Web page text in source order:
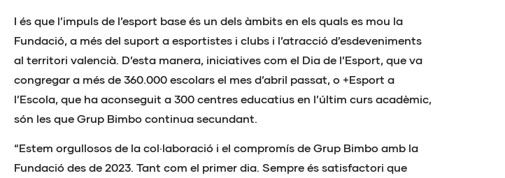
I és que l’impuls de l’esport base és un dels àmbits en els quals es mou la
Fundació, a més del suport a esportistes i clubs i l’atracció d’esdeveniments
al territori valencià. D’esta manera, iniciatives com el Dia de l’Esport, que va
congregar a més de 360.000 escolars el mes d’abril passat, o +Esport a
l’Escola, que ha aconseguit a 300 centres educatius en l’últim curs acadèmic,
són les que Grup Bimbo continua secundant.
“Estem orgullosos de la col·laboració i el compromís de Grup Bimbo amb la
Fundació des de 2023. Tant com el primer dia. Sempre és satisfactori que